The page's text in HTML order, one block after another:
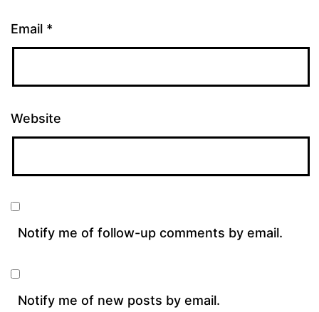
Email *
Website
Notify me of follow-up comments by email.
Notify me of new posts by email.